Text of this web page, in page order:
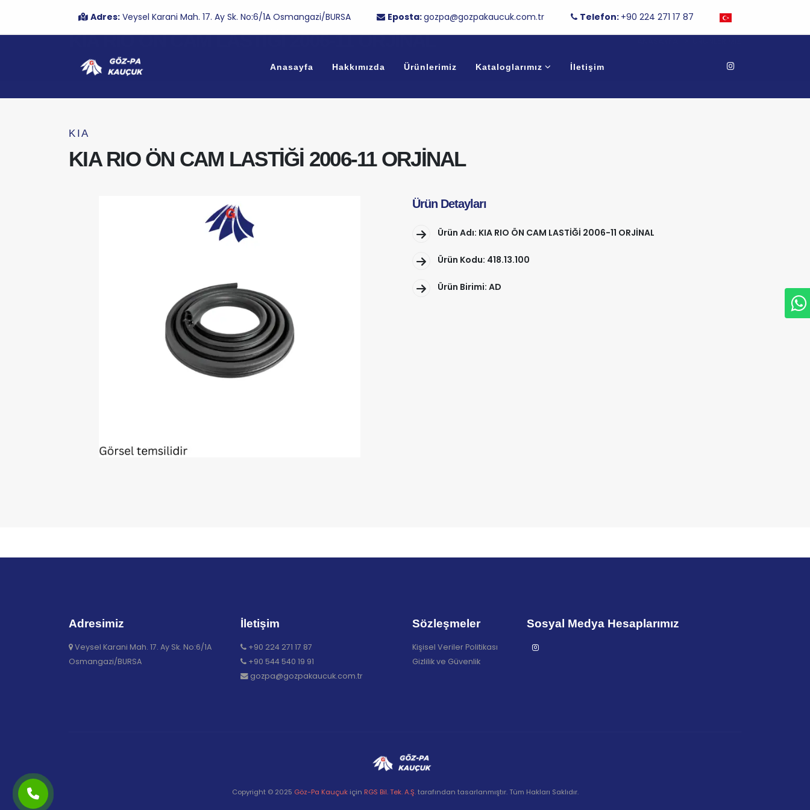
Adres: Veysel Karani Mah. 17. Ay Sk. No:6/1A Osmangazi/BURSA Eposta:gozpa@gozpakaucuk.com.tr Telefon: +90 224 271 17 87
Anasayfa Hakkımızda Ürünlerimiz Kataloglarımız İletişim
KIA RIO ÖN CAM LASTİĞİ 2006-11 ORJİNAL
KIA
KIA RIO ÖN CAM LASTİĞİ 2006-11 ORJİNAL
Ürün Detayları
Ürün Adı: KIA RIO ÖN CAM LASTİĞİ 2006-11 ORJİNAL
Ürün Kodu: 418.13.100
Ürün Birimi: AD
Adresimiz
Veysel Karani Mah. 17. Ay Sk. No:6/1A
Osmangazi/BURSA
İletişim
+90 224 271 17 87
+90 544 540 19 91
gozpa@gozpakaucuk.com.tr
Sözleşmeler
Kişisel Veriler Politikası
Gizlilik ve Güvenlik
Sosyal Medya Hesaplarımız
Copyright © 2025 Göz-Pa Kauçukiçin RGS Bil. Tek. A.Ş.tarafından tasarlanmıştır. Tüm Hakları Saklıdır.